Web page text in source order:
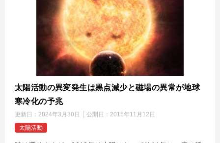
太陽活動の異変発生は黒点減少と磁場の異常が地球
寒冷化の予兆
更新日： 2024年3月30日 公開日： 2015年11月12日
太陽活動